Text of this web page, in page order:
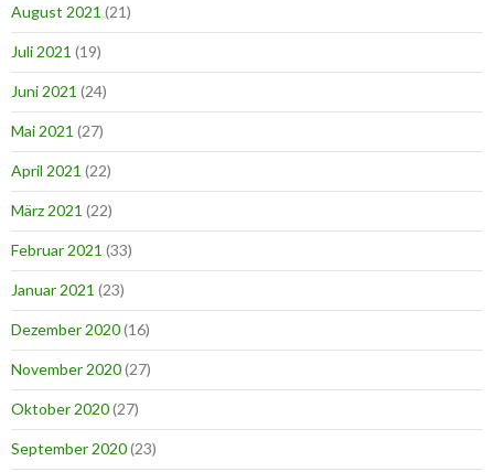
August 2021 (21)
Juli 2021 (19)
Juni 2021 (24)
Mai 2021 (27)
April 2021 (22)
März 2021 (22)
Februar 2021 (33)
Januar 2021 (23)
Dezember 2020(16)
November 2020(27)
Oktober 2020(27)
September 2020(23)